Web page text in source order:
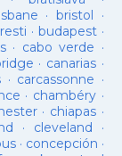
· bristol ·
· budapest·
· cabo verde ·
· canarias·
· carcassonne ·
· chambéry·
· chiapas ·
· cleveland ·
· concepción ·